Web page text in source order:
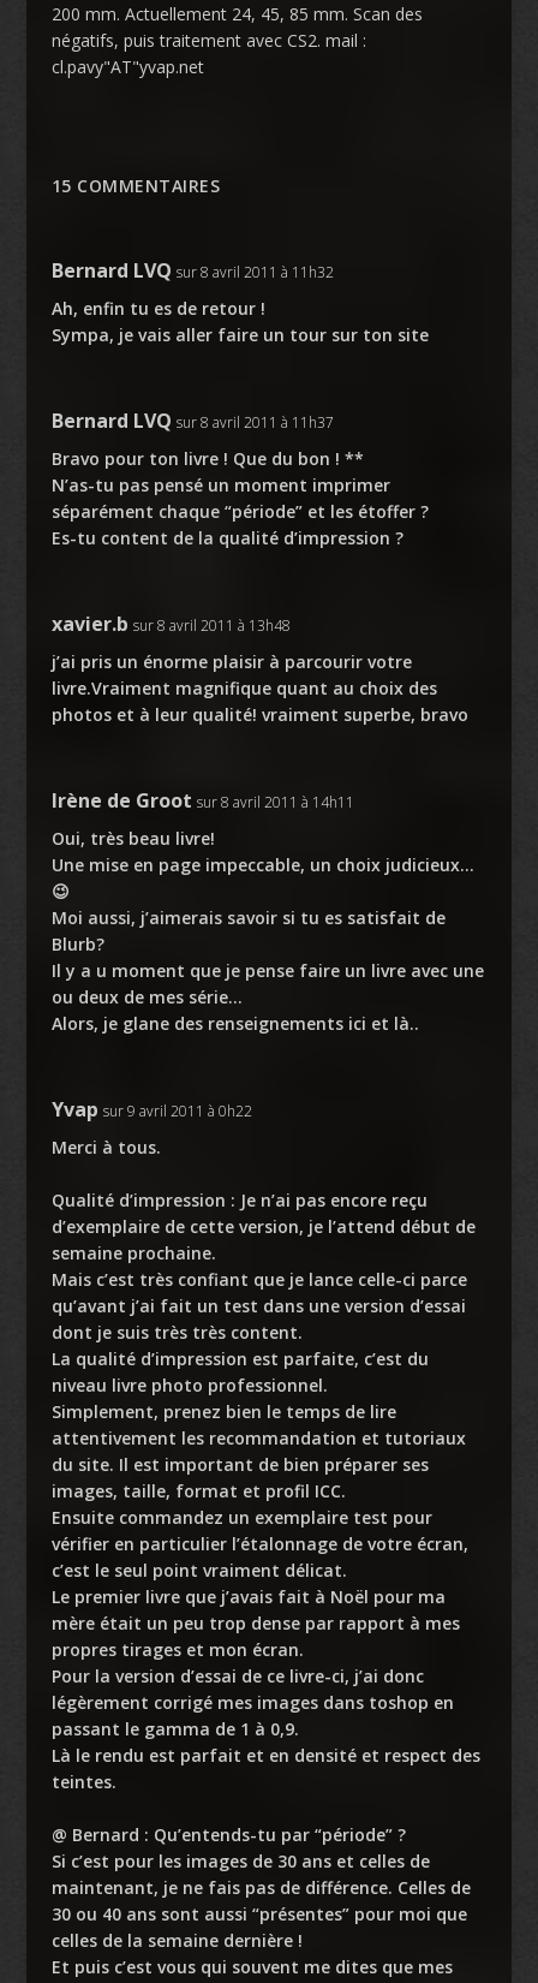
200 mm. Actuellement 24, 45, 85 mm. Scan des
négatifs, puis traitement avec CS2. mail :
cl.pavy"AT"yvap.net
15 COMMENTAIRES
Bernard LVQ sur 8 avril 2011 à 11h32
Ah, enfin tu es de retour !
Sympa, je vais aller faire un tour sur ton site
Bernard LVQ sur 8 avril 2011 à 11h37
Bravo pour ton livre ! Que du bon ! **
N’as-tu pas pensé un moment imprimer
séparément chaque “période” et les étoffer ?
Es-tu content de la qualité d’impression ?
xavier.b sur 8 avril 2011 à 13h48
j’ai pris un énorme plaisir à parcourir votre
livre.Vraiment magnifique quant au choix des
photos et à leur qualité! vraiment superbe, bravo
Irène de Groot sur 8 avril 2011 à 14h11
Oui, très beau livre!
Une mise en page impeccable, un choix judicieux…
😉
Moi aussi, j’aimerais savoir si tu es satisfait de
Blurb?
Il y a u moment que je pense faire un livre avec une
ou deux de mes série…
Alors, je glane des renseignements ici et là..
Yvap sur 9 avril 2011 à 0h22
Merci à tous.
Qualité d’impression : Je n’ai pas encore reçu
d’exemplaire de cette version, je l’attend début de
semaine prochaine.
Mais c’est très confiant que je lance celle-ci parce
qu’avant j’ai fait un test dans une version d’essai
dont je suis très très content.
La qualité d’impression est parfaite, c’est du
niveau livre photo professionnel.
Simplement, prenez bien le temps de lire
attentivement les recommandation et tutoriaux
du site. Il est important de bien préparer ses
images, taille, format et profil ICC.
Ensuite commandez un exemplaire test pour
vérifier en particulier l’étalonnage de votre écran,
c’est le seul point vraiment délicat.
Le premier livre que j’avais fait à Noël pour ma
mère était un peu trop dense par rapport à mes
propres tirages et mon écran.
Pour la version d’essai de ce livre-ci, j’ai donc
légèrement corrigé mes images dans toshop en
passant le gamma de 1 à 0,9.
Là le rendu est parfait et en densité et respect des
teintes.
@ Bernard : Qu’entends-tu par “période” ?
Si c’est pour les images de 30 ans et celles de
maintenant, je ne fais pas de différence. Celles de
30 ou 40 ans sont aussi “présentes” pour moi que
celles de la semaine dernière !
Et puis c’est vous qui souvent me dites que mes